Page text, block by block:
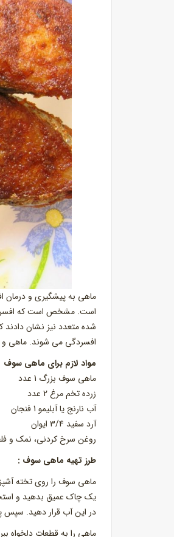
ماهی به پیشگیری و درمان
است. مشخص است که
افسردگی می شوند. ماهی و اسیدهای چرب امگا3، هم چنین ممکن است به
مواد لازم برای ماهی سوف
ماهی سوف بزرگ 1 عدد
زرده تخم مرغ 2 عدد
آب نارنج یا آبلیمو 1 فنجان
آرد سفید 3/4 ایوان
روغن سرخ کردنی، نمک و
طرز تهیه ماهی سوف :
ماهی سوف را روی تخته
در این آب قرار دهید. سپس
ماهی را به قطعات دلخواه